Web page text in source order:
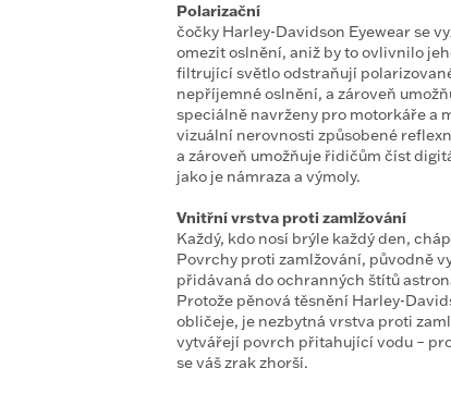
Polarizační
čočky Harley-Davidson Eyewear se
omezit oslnění, aniž by to ovlivnilo
filtrující světlo odstraňují
nepříjemné oslnění, a zároveň
speciálně navrženy pro motorkáře a
vizuální nerovnosti způsobené
a zároveň umožňuje řidičům číst
jako je námraza a výmoly.
Vnitřní vrstva proti zamlžování
Každý, kdo nosí brýle každý den,
Povrchy proti zamlžování, původně
přidávaná do ochranných štítů
Protože pěnová těsnění Harley-
obličeje, je nezbytná vrstva proti
vytvářejí povrch přitahující vodu –
se váš zrak zhorší.